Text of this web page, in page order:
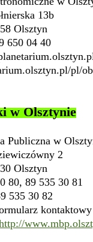
13b
Olsztyn
650 04 40
pl/
w Olsztynie
Publiczna w
2
Olsztyn
80, 89 535 30 81
535 30 82
kontaktowy